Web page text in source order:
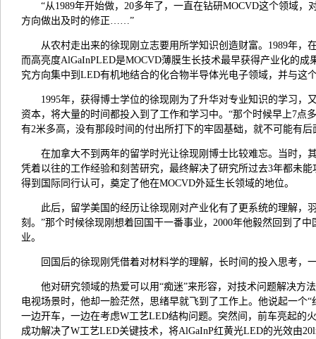
“从1989年开始做，20多年了，一直在钻研MOCVD这个领域
方向做出及时的修正……”
从农村走出来的徐现刚立志要用所学知识创造财富。1989年
而高亮度AlGaInPLED是MOCVD薄膜生长技术最早获得产业化的
究方向集中到LED有机地结合的化合物半导体光电子领域，并与这
1995年，获得博士学位的徐现刚为了升华对专业知识的学习
资本，将大量的时间都投入到了工作和学习中。“那个时候早上7
有2米多高，没有那段时间的付出所打下的牢固基础，就不可能有
在加拿大不到两年的留学时光让徐现刚博士比较难忘。当时，
凭着以往的工作经验和刻苦研究，最终解决了研究所过去3年都未
得到国际同行认可，奠定了他在MOCVD外延生长领域的地位。
此后，留学美国的经历让徐现刚对产业化有了更系统的理解，
刻。”那个时候徐现刚想着回国干一番事业，2000年他毅然回到了
业。
回国后的徐现刚凭借着对材料学的理解，长时间的投入思考
他对研究领域的热爱可以用“痴迷”来形容，对技术问题解决方
电视场景时，他却一脸茫然，思绪早就飞到了工作上。他说起一个
一边开车，一边在考虑W工艺LED结构问题。突然间，前车亮起的
成功解决了W工艺LED关键技术，将AlGaInP红黄光LED的光效由